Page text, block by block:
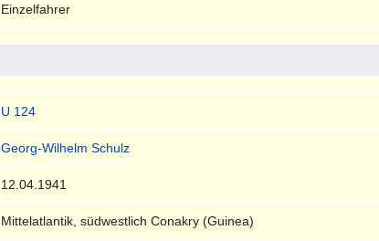
Einzelfahrer
U 124
Georg-Wilhelm Schulz
12.04.1941
Mittelatlantik, südwestlich Conakry (Guinea)